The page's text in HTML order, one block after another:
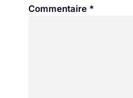
Commentaire *